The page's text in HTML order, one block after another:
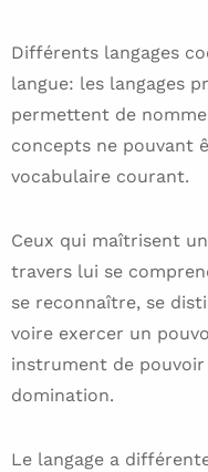
Différents langages
langue: les langages
permettent de
concepts ne pouvant
vocabulaire courant.
Ceux qui maîtrisent
travers lui se
se reconnaître, se
voire exercer un
instrument de
domination.
Le langage a